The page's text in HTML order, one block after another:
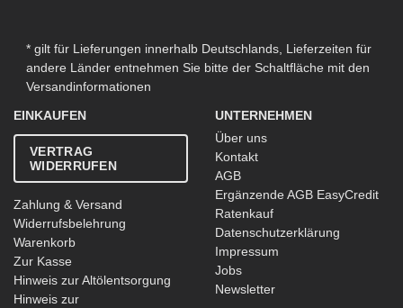
* gilt für Lieferungen innerhalb Deutschlands, Lieferzeiten für
andere Länder entnehmen Sie bitte der Schaltfläche mit den
Versandinformationen
EINKAUFEN
VERTRAG
WIDERRUFEN
Zahlung & Versand
Widerrufsbelehrung
Warenkorb
Zur Kasse
Hinweis zur Altölentsorgung
Hinweis zur
UNTERNEHMEN
Über uns
Kontakt
AGB
Ergänzende AGB EasyCredit
Ratenkauf
Datenschutzerklärung
Impressum
Jobs
Newsletter